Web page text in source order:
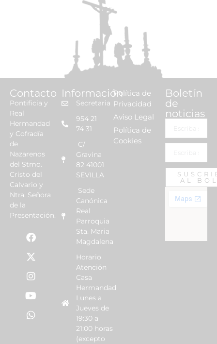
Contacto
Pontificia y
Real
Hermandad
y Cofradía
de
Nazarenos
del Stmo.
Cristo del
Calvario y
Ntra. Señora
de la
Presentación.
Información
Secretaria
954 21
74 31
C/
Gravina
82 41001
SEVILLA
Sede
Canónica
Real
Parroquia
Sta. Maria
Magdalena
Horario
Atención
Casa
Hermandad
Lunes a
Jueves de
19:30 a
21:00 horas
(excepto
Política de
Privacidad
Aviso Legal
Política de
Cookies
Boletín
de
noticias
AL